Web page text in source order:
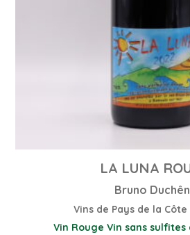
LA LUNA
Bruno
Vins de Pays de la
Vin Rouge Vin sans sulfites